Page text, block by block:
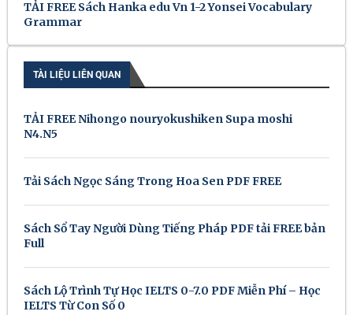
TẢI FREE Sách Hanka edu Vn 1-2 Yonsei Vocabulary
Grammar
TÀI LIỆU LIÊN QUAN
TẢI FREE Nihongo nouryokushiken Supa moshi
N4.N5
Tải Sách Ngọc Sáng Trong Hoa Sen PDF FREE
Sách Sổ Tay Người Dùng Tiếng Pháp PDF tải FREE bản
Full
Sách Lộ Trình Tự Học IELTS 0-7.0 PDF Miễn Phí – Học
IELTS Từ Con Số 0